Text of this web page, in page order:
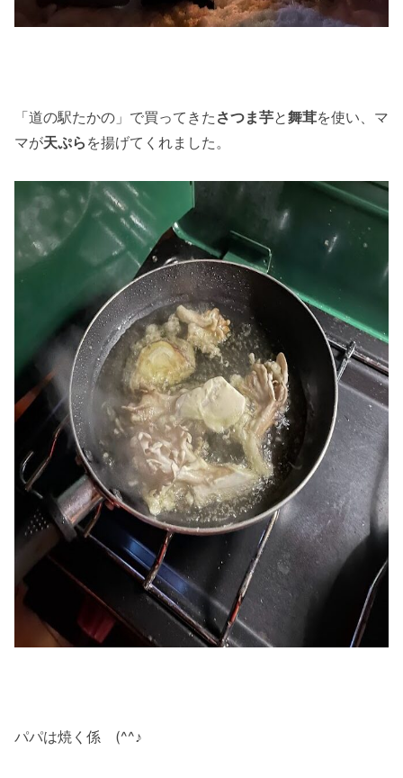
「道の駅たかの」で買ってきた さつま芋と舞茸を使い、マ
マが天ぷら を揚げてくれました。
パパは焼く係 (^^♪